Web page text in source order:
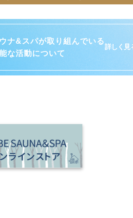
ナ&スパが取り組んでいる
な活動について
詳しく見